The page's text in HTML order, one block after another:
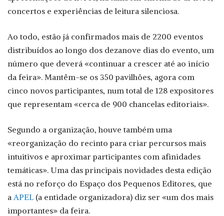
concertos e experiências de leitura silenciosa.
Ao todo, estão já confirmados mais de 2200 eventos
distribuídos ao longo dos dezanove dias do evento, um
número que deverá «continuar a crescer até ao início
da feira». Mantêm-se os 350 pavilhões, agora com
cinco novos participantes, num total de 128 expositores
que representam «cerca de 900 chancelas editoriais».
Segundo a organização, houve também uma
«reorganização do recinto para criar percursos mais
intuitivos e aproximar participantes com afinidades
temáticas». Uma das principais novidades desta edição
está no reforço do Espaço dos Pequenos Editores, que
a APEL (a entidade organizadora) diz ser «um dos mais
importantes» da feira.